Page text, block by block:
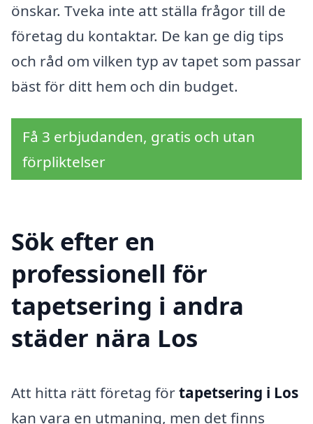
önskar. Tveka inte att ställa frågor till de
företag du kontaktar. De kan ge dig tips
och råd om vilken typ av tapet som passar
bäst för ditt hem och din budget.
Få 3 erbjudanden, gratis och utan
förpliktelser
Sök efter en
professionell för
tapetsering i andra
städer nära Los
Att hitta rätt företag förtapetsering i Los
kan vara en utmaning, men det finns